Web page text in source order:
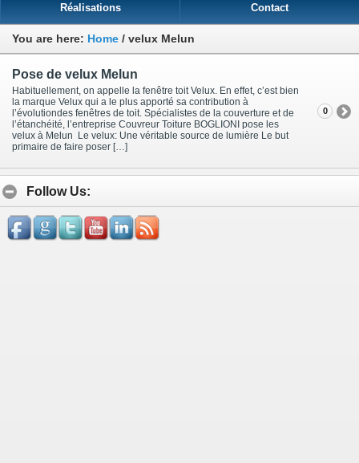
Réalisations Contact
You are here: Home / velux Melun
Pose de velux Melun
Habituellement, on appelle la fenêtre toit Velux. En effet, c’est bien
la marque Velux qui a le plus apporté sa contribution à
l’évolutiondes fenêtres de toit. Spécialistes de la couverture et de
l’étanchéité, l’entreprise Couvreur Toiture BOGLIONI pose les
velux à Melun Le velux: Une véritable source de lumière Le but
primaire de faire poser […]
0
Follow Us: